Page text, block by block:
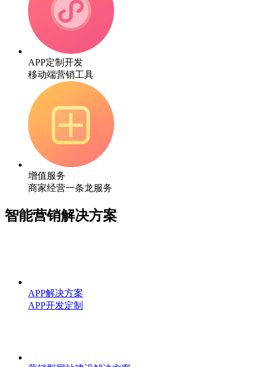
APP定制开发
移动端营销工具
增值服务
商家经营一条龙服务
智能营销解决方案
APP解决方案
APP开发定制